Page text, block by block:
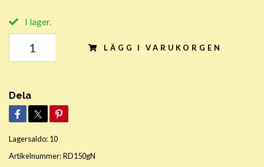
I lager.
LÄGG I VARUKORGEN
Dela
Lagersaldo: 10
Artikelnummer:RD150gN